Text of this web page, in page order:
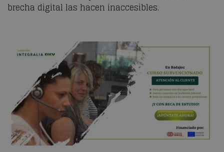
brecha digital las hacen inaccesibles.